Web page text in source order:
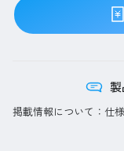
掲載情報について：仕